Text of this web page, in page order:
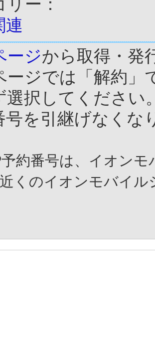
ー：
連
ージから取得・発
ージでは「解約」
選択してください
号を引継げなくな
約番号は、イオン
くのイオンモバイ